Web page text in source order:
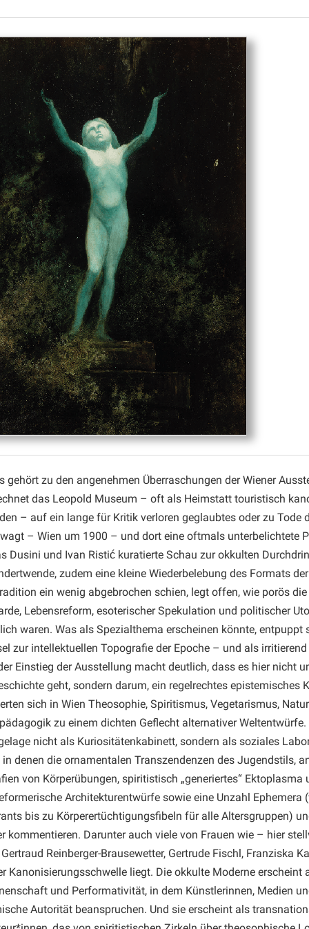
gehört zu den angenehmen Überraschungen der Wiener
das Leopold Museum – oft als Heimstatt touristisch
– auf ein lange für Kritik verloren geglaubtes oder zu Tode
– Wien um 1900 – und dort eine oftmals unterbelichtete
Dusini und Ivan Ristić kuratierte Schau zur okkulten
zudem eine kleine Wiederbelebung des Formats
ein wenig abgebrochen schien, legt offen, wie porös
Lebensreform, esoterischer Spekulation und politischer
waren. Was als Spezialthema erscheinen könnte, entpuppt
zur intellektuellen Topografie der Epoche – und als
Einstieg der Ausstellung macht deutlich, dass es hier nicht
geht, sondern darum, ein regelrechtes epistemisches
sich in Wien Theosophie, Spiritismus, Vegetarismus,
zu einem dichten Geflecht alternativer
nicht als Kuriositätenkabinett, sondern als soziales
in denen die ornamentalen Transzendenzen des Jugendstils,
von Körperübungen, spiritistisch „generiertes“ Ektoplasma
Architekturentwürfe sowie eine Unzahl Ephemera
bis zu Körperertüchtigungsfibeln für alle Altersgruppen)
kommentieren. Darunter auch viele von Frauen wie – hier
Reinberger-Brausewetter, Gertrude Fischl, Franziska
Kanonisierungsschwelle liegt. Die okkulte Moderne erscheint
und Performativität, in dem Künstlerinnen, Medien
Autorität beanspruchen. Und sie erscheint als